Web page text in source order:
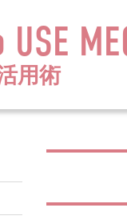
USE
用術